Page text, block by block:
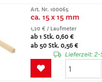
Art. Nr. 100065
ca. 15 x 15 mm
1,20 € / Laufmeter
ab 1 Stk. 0,60 €
ab 50 Stk. 0,56 €
Lieferzeit: 2-